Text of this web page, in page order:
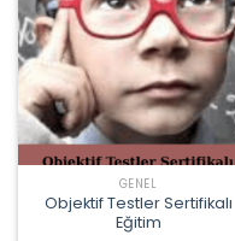
GENEL
Objektif Testler Sertifikalı
Eğitim